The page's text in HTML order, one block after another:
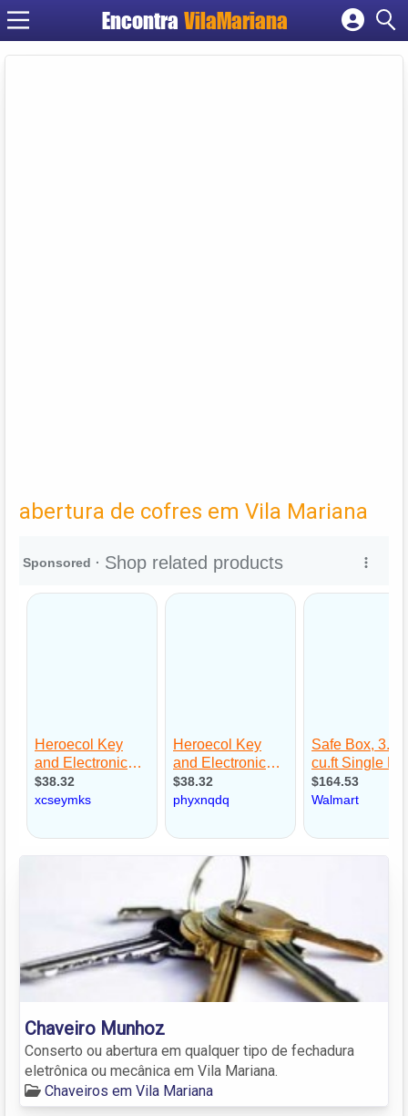
EncontraVilaMariana
Cadastrar empresa
abertura de cofres em Vila Mariana
Chaveiro Munhoz
Conserto ou abertura em qualquer tipo de fechadura
eletrônica ou mecânica em Vila Mariana.
Chaveiros em Vila Mariana